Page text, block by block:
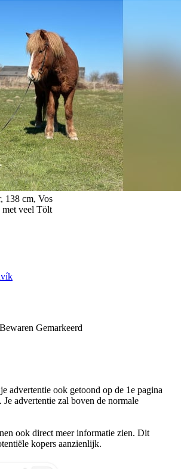
138 cm, Vos
met veel Tölt
Bewaren Gemarkeerd
advertentie ook getoond op de 1e pagina
Je advertentie zal boven de normale
ook direct meer informatie zien. Dit
kopers aanzienlijk.